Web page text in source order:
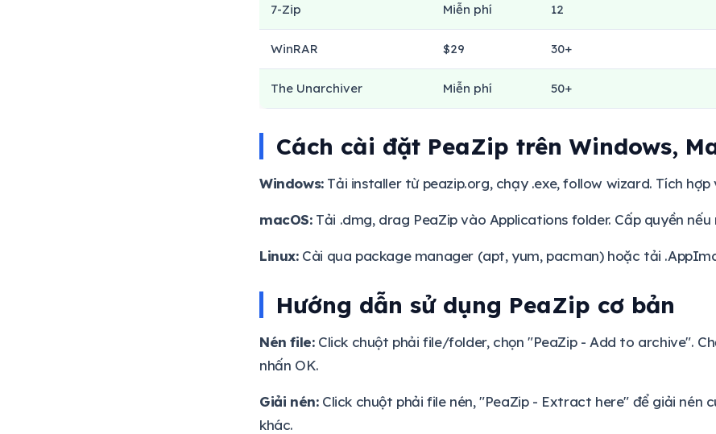
7-Zip Miễn phí 12
WinRAR $29 30+
The Unarchiver Miễn phí 50+
Cách cài đặt PeaZip trên Windows,
Windows:Tải installer từ peazip.org, chạy .exe, follow wizard. Tích
macOS:Tải .dmg, drag PeaZip vào Applications folder. Cấp quyền nếu
Linux:Cài qua package manager (apt, yum, pacman) hoặc tải
Hướng dẫn sử dụng PeaZip cơ bản
Nén file:Click chuột phải file/folder, chọn "PeaZip - Add to archive".
nhấn OK.
Giải nén:Click chuột phải file nén, "PeaZip - Extract here" để giải
khác.